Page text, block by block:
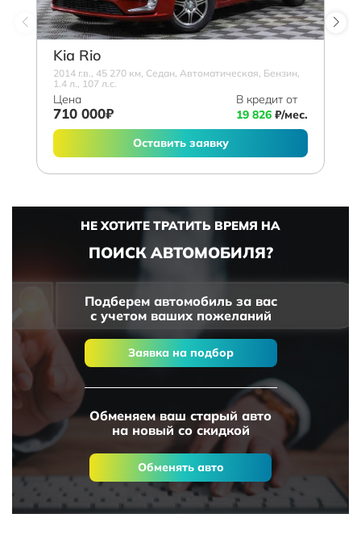
Kia Rio
2014 г.в., 45 270 км, Седан, Автоматическая, Бензин,
1.4 л., 107 л.с.
Цена
710 000₽
В кредит от
19 826 ₽/мес.
Оставить заявку
НЕ ХОТИТЕ ТРАТИТЬ ВРЕМЯ НА
ПОИСК АВТОМОБИЛЯ?
Подберем автомобиль за вас
с учетом ваших пожеланий
Заявка на подбор
Обменяем ваш старый авто
на новый со скидкой
Обменять авто